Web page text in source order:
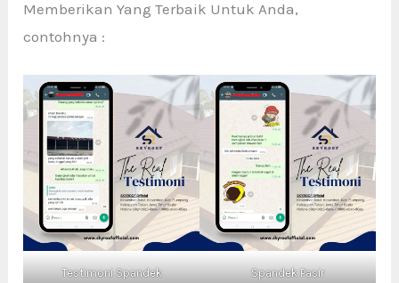
Memberikan Yang Terbaik Untuk Anda,
contohnya :
Testimoni Spandek Spandek Pasir